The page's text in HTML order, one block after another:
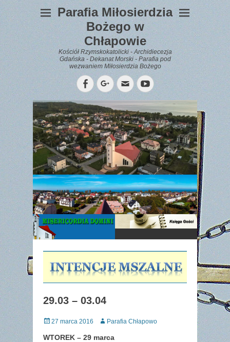
Parafia Miłosierdzia
Bożego w
Chłapowie
Kościół Rzymskokatolicki - Archidiecezja
Gdańska - Dekanat Morski - Parafia pod
wezwaniem Miłosierdzia Bożego
FacebookGoogleplus
EmailYouTube
WYPOCZYNEK
Gazetka
Parafialna
29.03 – 03.04
Posted
27 marca 2016 AuthorParafia Chłapowo
WTOREK – 29 marca